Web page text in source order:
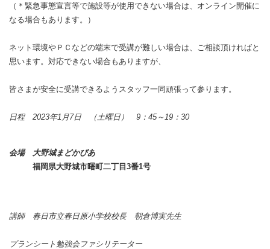
（＊緊急事態宣言等で施設等が使用できない場合は、オンライン開催に
なる場合もあります。）
ネット環境やＰＣなどの端末で受講が難しい場合は、ご相談頂ければと
思います。対応できない場合もありますが、
皆さまが安全に受講できるようスタッフ一同頑張って参ります。
日程 2023年1月7日 （土曜日） 9：45～19：30
会場 大野城まどかぴあ
福岡県大野城市曙町二丁目3番1号
講師 春日市立春日原小学校校長 朝倉博実先生
プランシート勉強会ファシリテーター